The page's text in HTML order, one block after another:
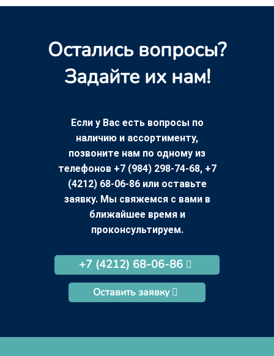
Остались вопросы?
Задайте их нам!
Если у Вас есть вопросы по
наличию и ассортименту,
позвоните нам по одному из
телефонов +7 (984) 298-74-68, +7
(4212) 68-06-86 или оставьте
заявку. Мы свяжемся с вами в
ближайшее время и
проконсультируем.
+7 (4212) 68-06-86
Оставить заявку